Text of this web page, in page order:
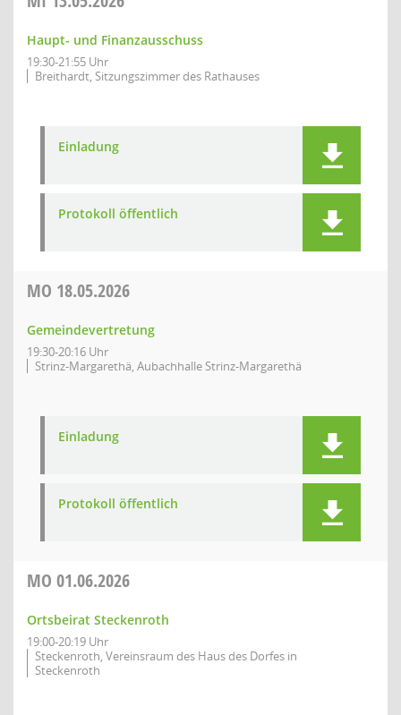
Haupt- und Finanzausschuss
19:30-21:55 Uhr
Breithardt, Sitzungszimmer des Rathauses
Einladung
Protokoll öffentlich
MO 18.05.2026
Gemeindevertretung
19:30-20:16 Uhr
Strinz-Margarethä, Aubachhalle Strinz-Margarethä
Einladung
Protokoll öffentlich
MO 01.06.2026
Ortsbeirat Steckenroth
19:00-20:19 Uhr
Steckenroth, Vereinsraum des Haus des Dorfes in
Steckenroth